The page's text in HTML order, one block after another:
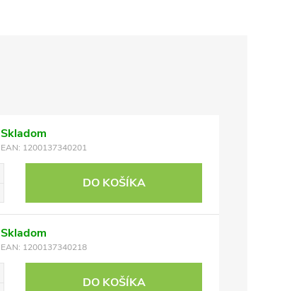
Skladom
EAN: 1200137340201
DO KOŠÍKA
Skladom
EAN: 1200137340218
DO KOŠÍKA